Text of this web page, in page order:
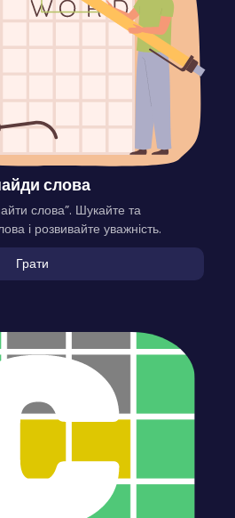
слова
слова”. Шукайте та
і розвивайте уважність.
Грати